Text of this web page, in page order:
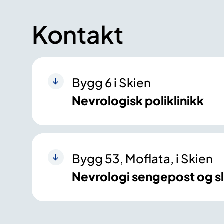
Kontakt
Bygg 6 i Skien
Nevrologisk poliklinikk
Bygg 53, Moflata, i Skien
Nevrologi sengepost og